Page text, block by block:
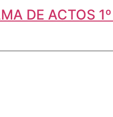
DE ACTOS